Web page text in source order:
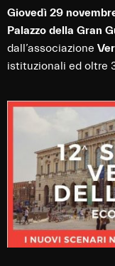
Giovedì 29
Palazzo della Gran
dall’associazione
istituzionali ed oltre